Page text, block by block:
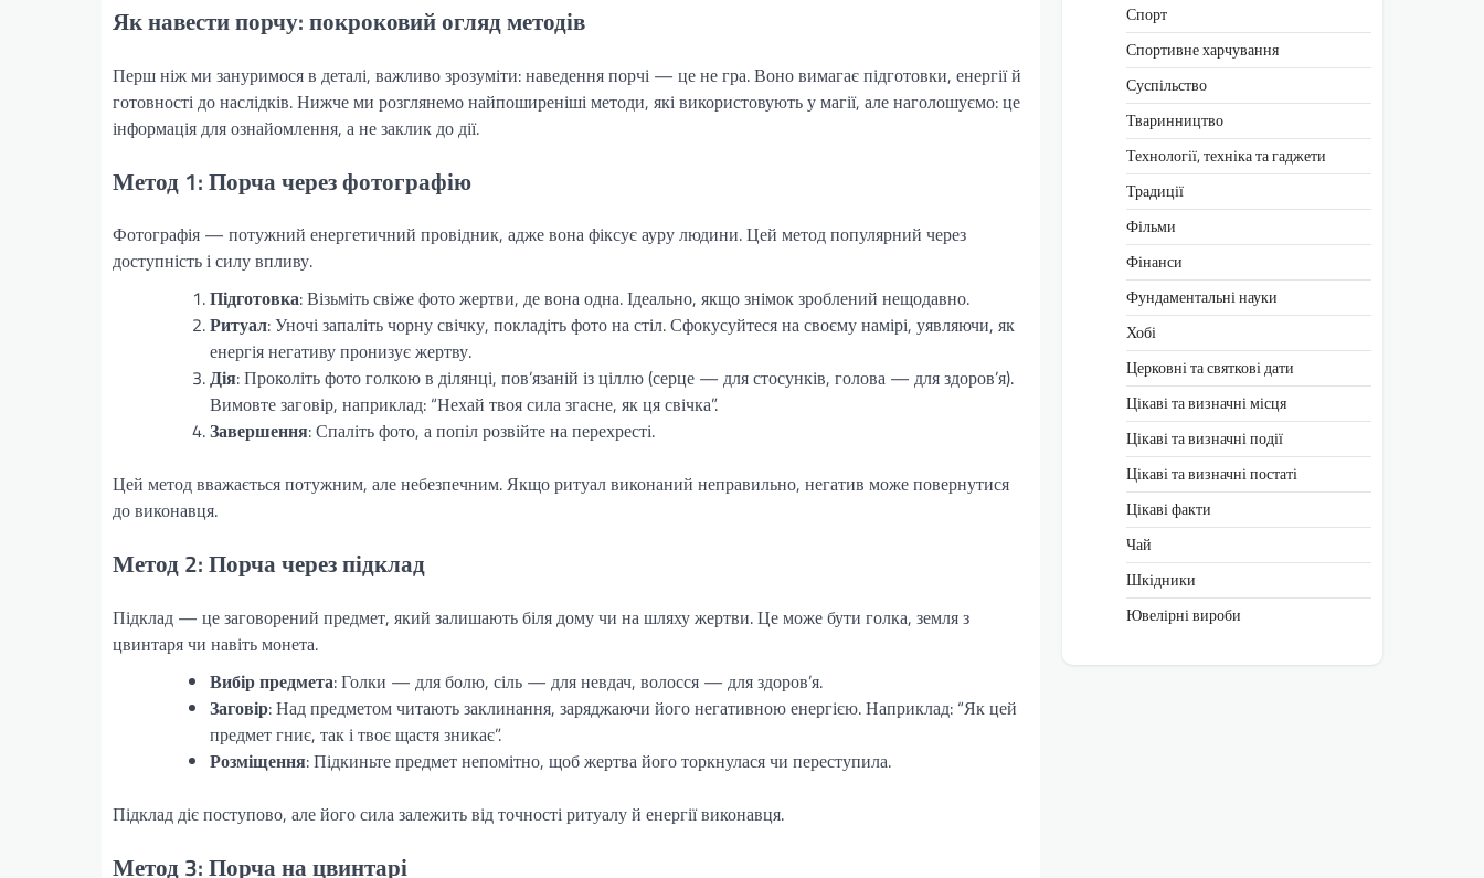
Як навести порчу: покроковий огляд методів
Перш ніж ми зануримося в деталі, важливо зрозуміти: наведення порчі — це не гра. Воно вимагає підготовки, енергії й
готовності до наслідків. Нижче ми розглянемо найпоширеніші методи, які використовують у магії, але наголошуємо: це
інформація для ознайомлення, а не заклик до дії.
Метод 1: Порча через фотографію
Фотографія — потужний енергетичний провідник, адже вона фіксує ауру людини. Цей метод популярний через
доступність і силу впливу.
Підготовка: Візьміть свіже фото жертви, де вона одна. Ідеально, якщо знімок зроблений нещодавно.
Ритуал: Уночі запаліть чорну свічку, покладіть фото на стіл. Сфокусуйтеся на своєму намірі, уявляючи, як
енергія негативу пронизує жертву.
Дія: Проколіть фото голкою в ділянці, пов’язаній із ціллю (серце — для стосунків, голова — для здоров’я).
Вимовте заговір, наприклад: “Нехай твоя сила згасне, як ця свічка”.
Завершення: Спаліть фото, а попіл розвійте на перехресті.
Цей метод вважається потужним, але небезпечним. Якщо ритуал виконаний неправильно, негатив може повернутися
до виконавця.
Метод 2: Порча через підклад
Підклад — це заговорений предмет, який залишають біля дому чи на шляху жертви. Це може бути голка, земля з
цвинтаря чи навіть монета.
Вибір предмета: Голки — для болю, сіль — для невдач, волосся — для здоров’я.
Заговір: Над предметом читають заклинання, заряджаючи його негативною енергією. Наприклад: “Як цей
предмет гниє, так і твоє щастя зникає”.
Розміщення: Підкиньте предмет непомітно, щоб жертва його торкнулася чи переступила.
Підклад діє поступово, але його сила залежить від точності ритуалу й енергії виконавця.
Метод 3: Порча на цвинтарі
Спорт
Спортивне харчування
Суспільство
Тваринництво
Технології, техніка та гаджети
Традиції
Фільми
Фінанси
Фундаментальні науки
Хобі
Церковні та святкові дати
Цікаві та визначні місця
Цікаві та визначні події
Цікаві та визначні постаті
Цікаві факти
Чай
Шкідники
Ювелірні вироби